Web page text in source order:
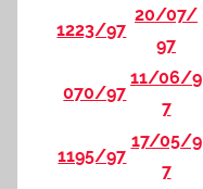
1223/97
20/07/
97
070/97
11/06/9
7
1195/97
17/05/9
7